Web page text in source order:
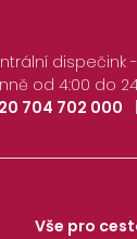
dispečink
od 4:00 do
704 702 000
|
Vše pro